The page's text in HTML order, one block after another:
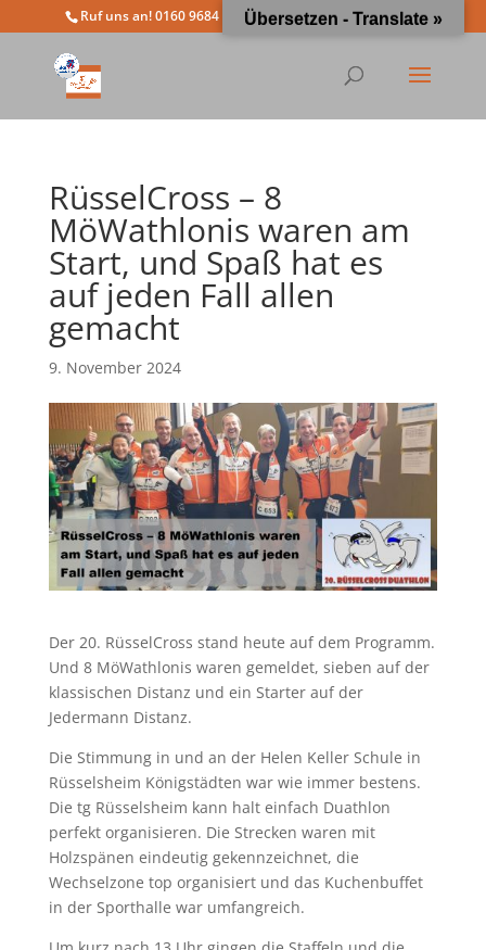
Ruf uns an! 0160 9684 4963 info@moewathlon.de
RüsselCross – 8
MöWathlonis waren am
Start, und Spaß hat es
auf jeden Fall allen
gemacht
9. November 2024
Der 20. RüsselCross stand heute auf dem Programm.
Und 8 MöWathlonis waren gemeldet, sieben auf der
klassischen Distanz und ein Starter auf der
Jedermann Distanz.
Die Stimmung in und an der Helen Keller Schule in
Rüsselsheim Königstädten war wie immer bestens.
Die tg Rüsselsheim kann halt einfach Duathlon
perfekt organisieren. Die Strecken waren mit
Holzspänen eindeutig gekennzeichnet, die
Wechselzone top organisiert und das Kuchenbuffet
in der Sporthalle war umfangreich.
Übersetzen - Translate »